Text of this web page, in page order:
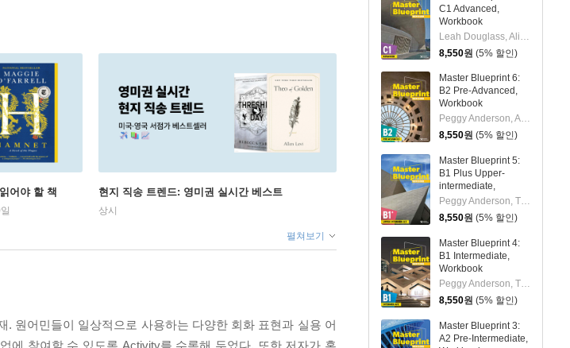
C1 Advanced,
Workbook
8,550원 (5% 할인)
Master Blueprint 6:
B2 Pre-Advanced,
Workbook
Peggy Anderson, Ali Simpson
8,550원 (5% 할인)
Master Blueprint 5:
B1 Plus Upper-
intermediate,
Workbook
Peggy Anderson, Thomas Hong
8,550원 (5% 할인)
Master Blueprint 4:
B1 Intermediate,
Workbook
Peggy Anderson, Thomas Hong
8,550원 (5% 할인)
Master Blueprint 3:
A2 Pre-Intermediate,
어야 할 책 현지 직송 트렌드: 영미권 실시간 베스트
상시
펼쳐보기
원어민들이 일상적으로 사용하는 다양한 회화 표현과 실용 어
에 참여할 수 있도록 Activity를 수록해 두었다. 또한 저자가 홈